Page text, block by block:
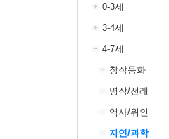
0-3세
3-4세
4-7세
창작동화
명작/전래
역사/위인
자연/과학